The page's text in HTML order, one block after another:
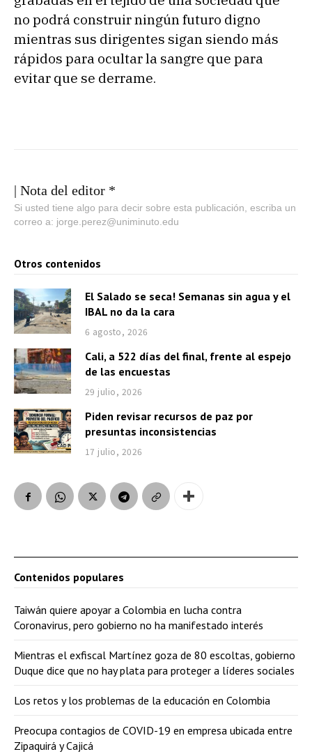
no podrá construir ningún futuro digno
mientras sus dirigentes sigan siendo más
rápidos para ocultar la sangre que para
evitar que se derrame.
| Nota del editor *
Si usted tiene algo para decir sobre esta publicación, escriba un
correo a: jorge.perez@uniminuto.edu
Otros contenidos
El Salado se seca! Semanas sin agua y el
IBAL no da la cara
6 agosto, 2026
Cali, a 522 días del final, frente al espejo
de las encuestas
29 julio, 2026
Piden revisar recursos de paz por
presuntas inconsistencias
17 julio, 2026
Contenidos populares
Taiwán quiere apoyar a Colombia en lucha contra
Coronavirus, pero gobierno no ha manifestado interés
Mientras el exfiscal Martínez goza de 80 escoltas, gobierno
Duque dice que no hay plata para proteger a líderes sociales
Los retos y los problemas de la educación en Colombia
Preocupa contagios de COVID-19 en empresa ubicada entre
Zipaquirá y Cajicá